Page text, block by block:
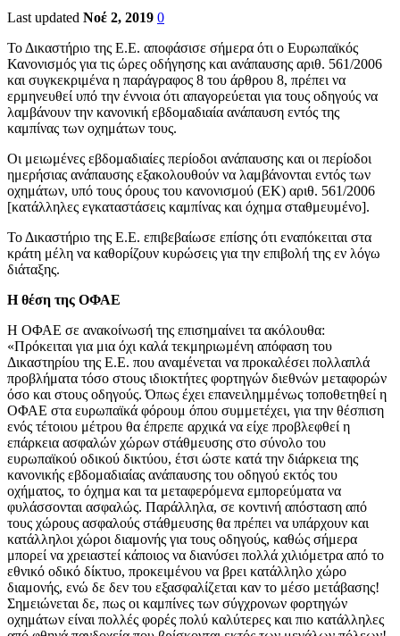
Last updated Νοέ 2, 2019 0
Το Δικαστήριο της Ε.Ε. αποφάσισε σήμερα ότι ο Ευρωπαϊκός
Κανονισμός για τις ώρες οδήγησης και ανάπαυσης αριθ. 561/2006
και συγκεκριμένα η παράγραφος 8 του άρθρου 8, πρέπει να
ερμηνευθεί υπό την έννοια ότι απαγορεύεται για τους οδηγούς να
λαμβάνουν την κανονική εβδομαδιαία ανάπαυση εντός της
καμπίνας των οχημάτων τους.
Οι μειωμένες εβδομαδιαίες περίοδοι ανάπαυσης και οι περίοδοι
ημερήσιας ανάπαυσης εξακολουθούν να λαμβάνονται εντός των
οχημάτων, υπό τους όρους του κανονισμού (ΕΚ) αριθ. 561/2006
[κατάλληλες εγκαταστάσεις καμπίνας και όχημα σταθμευμένο].
Το Δικαστήριο της Ε.Ε. επιβεβαίωσε επίσης ότι εναπόκειται στα
κράτη μέλη να καθορίζουν κυρώσεις για την επιβολή της εν λόγω
διάταξης.
Η θέση της ΟΦΑΕ
Η ΟΦΑΕ σε ανακοίνωσή της επισημαίνει τα ακόλουθα:
«Πρόκειται για μια όχι καλά τεκμηριωμένη απόφαση του
Δικαστηρίου της Ε.Ε. που αναμένεται να προκαλέσει πολλαπλά
προβλήματα τόσο στους ιδιοκτήτες φορτηγών διεθνών μεταφορών
όσο και στους οδηγούς. Όπως έχει επανειλημμένως τοποθετηθεί η
ΟΦΑΕ στα ευρωπαϊκά φόρουμ όπου συμμετέχει, για την θέσπιση
ενός τέτοιου μέτρου θα έπρεπε αρχικά να είχε προβλεφθεί η
επάρκεια ασφαλών χώρων στάθμευσης στο σύνολο του
ευρωπαϊκού οδικού δικτύου, έτσι ώστε κατά την διάρκεια της
κανονικής εβδομαδιαίας ανάπαυσης του οδηγού εκτός του
οχήματος, το όχημα και τα μεταφερόμενα εμπορεύματα να
φυλάσσονται ασφαλώς. Παράλληλα, σε κοντινή απόσταση από
τους χώρους ασφαλούς στάθμευσης θα πρέπει να υπάρχουν και
κατάλληλοι χώροι διαμονής για τους οδηγούς, καθώς σήμερα
μπορεί να χρειαστεί κάποιος να διανύσει πολλά χιλιόμετρα από το
εθνικό οδικό δίκτυο, προκειμένου να βρει κατάλληλο χώρο
διαμονής, ενώ δε δεν του εξασφαλίζεται καν το μέσο μετάβασης!
Σημειώνεται δε, πως οι καμπίνες των σύγχρονων φορτηγών
οχημάτων είναι πολλές φορές πολύ καλύτερες και πιο κατάλληλες